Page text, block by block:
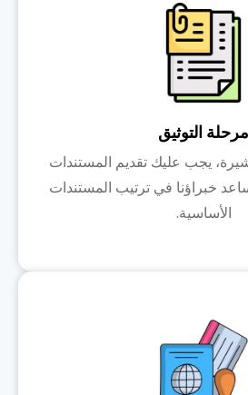
مرحلة التوثيق
يجب عليك تقديم المستندات
خبراؤنا في ترتيب المستندات
الأساسية.